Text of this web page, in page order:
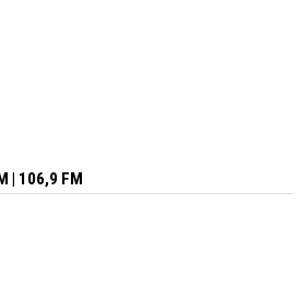
| 106,9 FM